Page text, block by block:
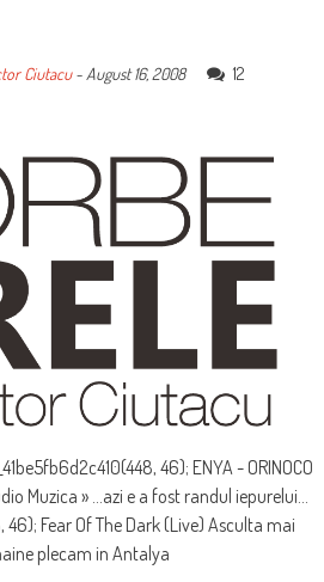
Ciutacu-August 16, 2008
12
46); ENYA - ORINOCO
Muzica » ...azi e a fost randul iepurelui...
Fear Of The Dark (Live) Asculta mai
plecam in Antalya